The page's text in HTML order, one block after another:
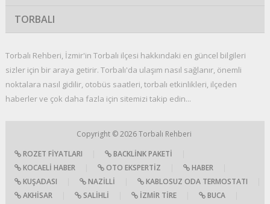
TORBALI
Torbalı Rehberi, İzmir'in Torbalı ilçesi hakkındaki en güncel bilgileri
sizler için bir araya getirir. Torbalı'da ulaşım nasıl sağlanır, önemli
noktalara nasıl gidilir, otobüs saatleri, torbalı etkinlikleri, ilçeden
haberler ve çok daha fazla için sitemizi takip edin...
Copyright © 2026Torbalı Rehberi
ROZET FIYATLARI
BACKLINK PAKETI
KOCAELI HABER
OTO EKSPERTIZ HABER
KUŞADASI
NAZILLI KABLOSUZ ODA TERMOSTATI
AKHISAR
SALIHLI İZMIR TIRE BUCA